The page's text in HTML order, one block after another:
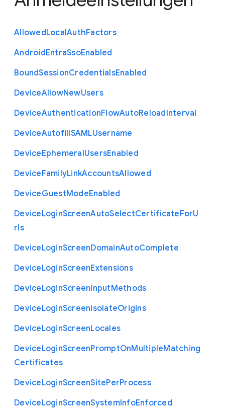
AllowedLocalAuthFactors
AndroidEntraSsoEnabled
BoundSessionCredentialsEnabled
DeviceAllowNewUsers
DeviceAuthenticationFlowAutoReloadInterval
DeviceAutofillSAMLUsername
DeviceEphemeralUsersEnabled
DeviceFamilyLinkAccountsAllowed
DeviceGuestModeEnabled
DeviceLoginScreenAutoSelectCertificateForU
rls
DeviceLoginScreenDomainAutoComplete
DeviceLoginScreenExtensions
DeviceLoginScreenInputMethods
DeviceLoginScreenIsolateOrigins
DeviceLoginScreenLocales
DeviceLoginScreenPromptOnMultipleMatching
Certificates
DeviceLoginScreenSitePerProcess
DeviceLoginScreenSystemInfoEnforced